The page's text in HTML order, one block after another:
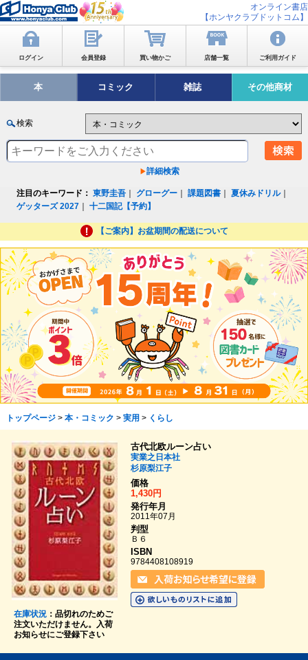
オンライン書店
【ホンヤクラブドットコム】
ログイン 会員登録 買い物かご 店舗一覧 ご利用ガイド
本 コミック 雑誌 その他商材
検索
詳細検索
注目のキーワード： 東野圭吾 グローグー ｜課題図書 ｜夏休みドリル｜
ゲッターズ 2027 ｜十二国記【予約】
【ご案内】お盆期間の配送について
トップページ> 本・コミック > 実用 > くらし
在庫状況：品切れのためご
注文いただけません。入荷
お知らせにご登録下さい
古代北欧ルーン占い
実業之日本社
杉原梨江子
価格
1,430円
発行年月
2011年07月
判型
Ｂ６
ISBN
9784408108919